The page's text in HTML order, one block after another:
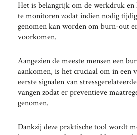
Het is belangrijk om de werkdruk en
te monitoren zodat indien nodig
genomen kan worden om burn-out
voorkomen.
Aangezien de meeste mensen een
aankomen, is het cruciaal om in een
eerste signalen van
vangen zodat er preventieve
genomen.
Dankzij deze praktische tool wordt